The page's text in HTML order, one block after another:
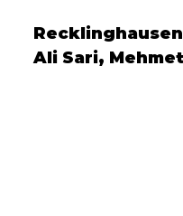
Ali Sari,